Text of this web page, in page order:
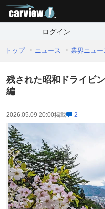
ログイン
トップ ニュース 業界ニュー
残された昭和ドライビ
編
2026.05.09 20:00掲載 2